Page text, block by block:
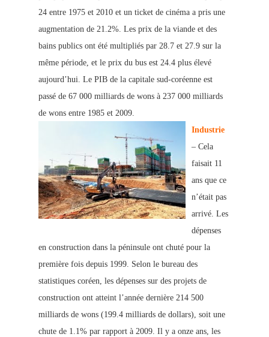
24 entre 1975 et 2010 et un ticket de cinéma a pris une
augmentation de 21.2%. Les prix de la viande et des
bains publics ont été multipliés par 28.7 et 27.9 sur la
même période, et le prix du bus est 24.4 plus élevé
aujourd’hui. Le PIB de la capitale sud-coréenne est
passé de 67 000 milliards de wons à 237 000 milliards
de wons entre 1985 et 2009.
Industrie
– Cela
faisait 11
ans que ce
n’était pas
arrivé. Les
dépenses
en construction dans la péninsule ont chuté pour la
première fois depuis 1999. Selon le bureau des
statistiques coréen, les dépenses sur des projets de
construction ont atteint l’année dernière 214 500
milliards de wons (199.4 milliards de dollars), soit une
chute de 1.1% par rapport à 2009. Il y a onze ans, les